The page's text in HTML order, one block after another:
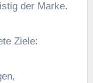
d‬er Marke.
Ziele: